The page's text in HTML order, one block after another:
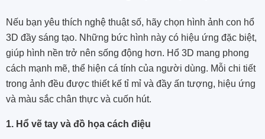
Nếu bạn yêu thích nghệ thuật số, hãy chọn hình ảnh con hổ
3D đầy sáng tạo. Những bức hình này có hiệu ứng đặc biệt,
giúp hình nền trở nên sống động hơn. Hổ 3D mang phong
cách mạnh mẽ, thể hiện cá tính của người dùng. Mỗi chi tiết
trong ảnh đều được thiết kế tỉ mỉ và đầy ấn tượng, hiệu ứng
và màu sắc chân thực và cuốn hút.
1. Hổ vẽ tay và đồ họa cách điệu